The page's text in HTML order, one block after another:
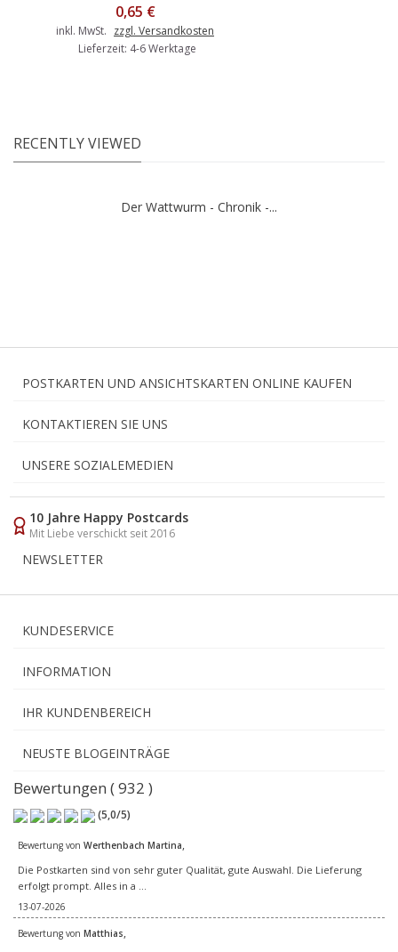
0,65 €
inkl. MwSt. zzgl. Versandkosten
Lieferzeit: 4-6 Werktage
RECENTLY VIEWED
Der Wattwurm - Chronik -...
POSTKARTEN UND ANSICHTSKARTEN ONLINE KAUFEN
KONTAKTIEREN SIE UNS
UNSERE SOZIALEMEDIEN
10 Jahre Happy Postcards
Mit Liebe verschickt seit 2016
NEWSLETTER
KUNDESERVICE
INFORMATION
IHR KUNDENBEREICH
NEUSTE BLOGEINTRÄGE
Bewertungen ( 932 )
(5,0/5)
Bewertung von Werthenbach Martina,
Die Postkarten sind von sehr guter Qualität, gute Auswahl. Die Lieferung
erfolgt prompt. Alles in a ...
13-07-2026
Bewertung von Matthias,